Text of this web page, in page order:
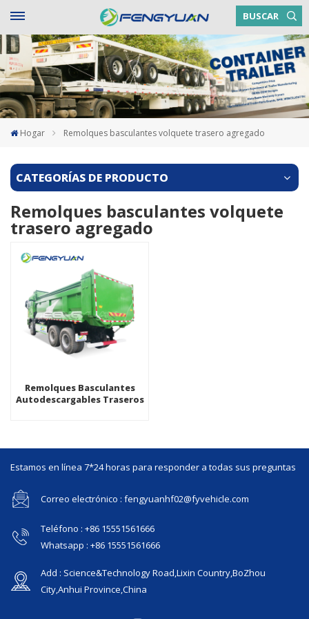
BUSCAR
Hogar Remolques basculantes volquete trasero agregado
CATEGORÍAS DE PRODUCTO
Remolques basculantes volquete
trasero agregado
Remolques Basculantes
Autodescargables Traseros
Estamos en línea 7*24 horas para responder a todas sus preguntas
Correo electrónico : fengyuanhf02@fyvehicle.com
Teléfono : +86 15551561666
Whatsapp : +86 15551561666
Add : Science&Technology Road,Lixin Country,BoZhou
City,Anhui Province,China